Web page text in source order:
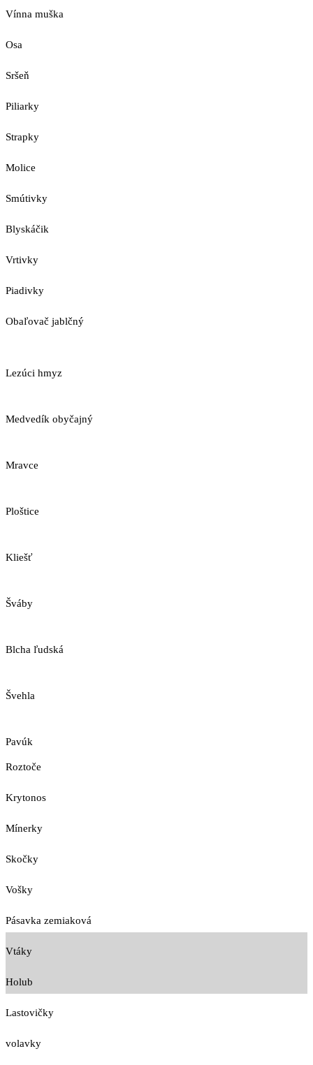
Vínna muška
Osa
Sršeň
Piliarky
Strapky
Molice
Smútivky
Blyskáčik
Vrtivky
Piadivky
Obaľovač jablčný
Lezúci hmyz
Medvedík obyčajný
Mravce
Ploštice
Kliešť
Šváby
Blcha ľudská
Švehla
Pavúk
Roztoče
Krytonos
Mínerky
Skočky
Vošky
Pásavka zemiaková
Vtáky
Holub
Lastovičky
volavky